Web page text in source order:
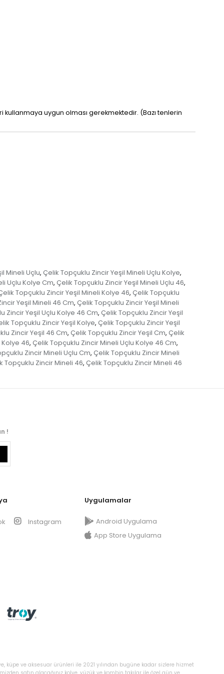
uygun olması gerekmektedir. (Bazı tenlerin
Mineli Uçlu, Çelik Topçuklu Zincir Yeşil Mineli Uçlu Kolye,
Uçlu Kolye Cm, Çelik Topçuklu Zincir Yeşil Mineli Uçlu 46,
Topçuklu Zincir Yeşil Mineli Kolye 46, Çelik Topçuklu
Yeşil Mineli 46 Cm, Çelik Topçuklu Zincir Yeşil Mineli
Zincir Yeşil Uçlu Kolye 46 Cm, Çelik Topçuklu Zincir Yeşil
Topçuklu Zincir Yeşil Kolye, Çelik Topçuklu Zincir Yeşil
Zincir Yeşil 46 Cm, Çelik Topçuklu Zincir Yeşil Cm, Çelik
46, Çelik Topçuklu Zincir Mineli Uçlu Kolye 46 Cm,
Zincir Mineli Uçlu Cm, Çelik Topçuklu Zincir Mineli
Topçuklu Zincir Mineli 46, Çelik Topçuklu Zincir Mineli 46
!
Instagram
Uygulamalar
Android Uygulama
App Store Uygulama
küpe ve aksesuar ürünleri ile 2021 yılından bugüne kadar sizlere hizmet